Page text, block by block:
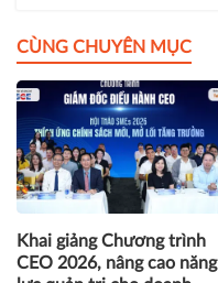
CÙNG CHUYÊN MỤC
Khai giảng Chương trình
CEO 2026, nâng cao năng